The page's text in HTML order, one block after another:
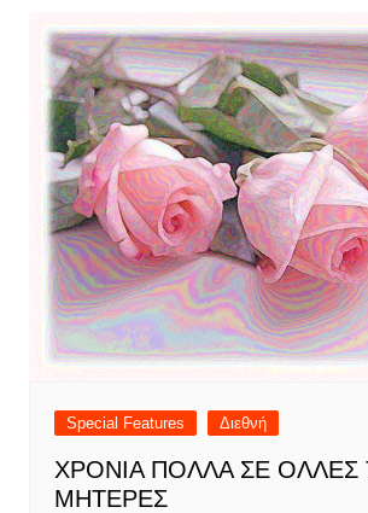
Special Features Διεθνή
ΧΡΟΝΙΑ ΠΟΛΛΑ ΣΕ ΟΛΛΕΣ
ΜΗΤΕΡΕΣ